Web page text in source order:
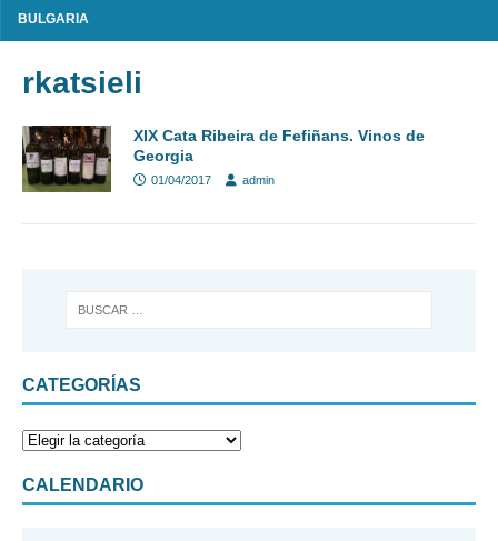
BULGARIA
rkatsieli
XIX Cata Ribeira de Fefiñans. Vinos de
Georgia
01/04/2017 admin
CATEGORÍAS
CALENDARIO